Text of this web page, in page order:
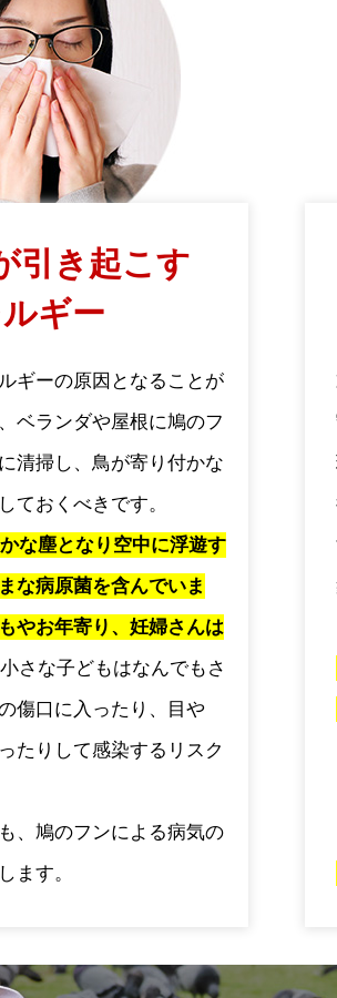
引き起こす
ギー
ギーの原因となることが
ベランダや屋根に鳩のフ
清掃し、鳥が寄り付かな
ておくべきです。
な塵となり空中に浮遊す
な病原菌を含んでいま
やお年寄り、妊婦さんは
さな子どもはなんでもさ
傷口に入ったり、目や
たりして感染するリスク
、鳩のフンによる病気の
ます。